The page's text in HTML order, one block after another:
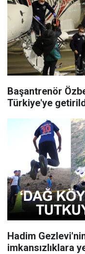
Başantrenör
Türkiye'ye
Hadim
imkansızlıklara